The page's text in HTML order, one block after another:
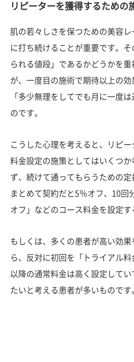
リピーターを獲得するための
肌の若々しさを保つための美容
に打ち続けることが重要です。
られる値段」であるかどうかを
が、一度目の施術で期待以上の効
「多少無理をしてでも月に一度
のです。
こうした心理を考えると、リピ
料金設定の施策としてはいくつか
ず、続けて通ってもらうための
まとめて契約だと5％オフ、10回
オフ」などのコース料金を設定す
もしくは、多くの患者が高い効
ら、反対に初回を「トライアル料
以降の通常料金は高く設定して
たいと考える患者が多いものです